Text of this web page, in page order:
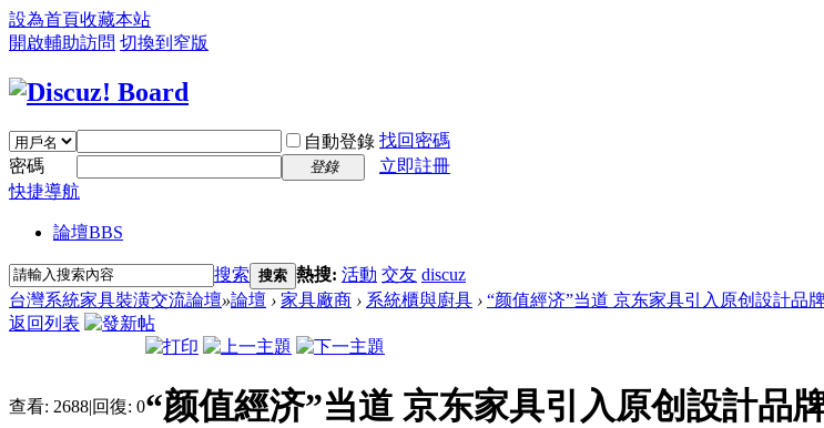
設為首頁收藏本站
開啟輔助訪問 切換到窄版
自動登錄 找回密碼
密碼
登錄
立即註冊
快捷導航
論壇BBS
搜索 搜索 熱搜: 活動 交友 discuz
台灣系統家具裝潢交流論壇»論壇 › 家具廠商 › 系統櫃與廚具 › “颜值經济”当道 京东家具引入原创設計品
返回列表
查看: 2688|回復: 0“颜值經济”当道 京东家具引入原创設計品